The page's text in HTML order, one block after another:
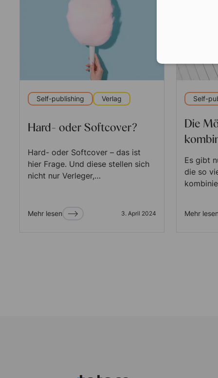
Self-publishing Verlag
Hard- oder Softcover?
Hard- oder Softcover – das ist
hier Frage. Und diese stellen sich
nicht nur Verleger,…
Mehr lesen 3. April 2024
Self-
Die
Es gibt
die so
Mehr lesen